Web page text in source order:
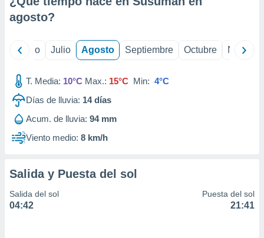
e
publicidad
publicidad
de
agosto?
Junio Julio Agosto Septiembre Octubre
T. Media: 10°C Max.: 15°C Min: 4°C
Días de lluvia: 14días
Acum. de lluvia: 94 mm
Viento medio: 8 km/h
Salida y Puesta del sol
Salida del sol
04:42
Puesta del sol
21:41